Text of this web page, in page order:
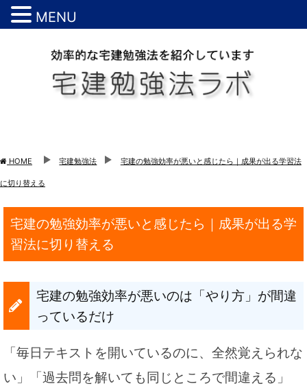
HOME 宅建勉強法 宅建の勉強効率が悪いと感じたら｜成果が出る学習法
に切り替える
宅建の勉強効率が悪いと感じたら｜成果が出る学
習法に切り替える
宅建の勉強効率が悪いのは「やり方」が間違
っているだけ
「毎日テキストを開いているのに、全然覚えられな
い」「過去問を解いても同じところで間違える」
MENU